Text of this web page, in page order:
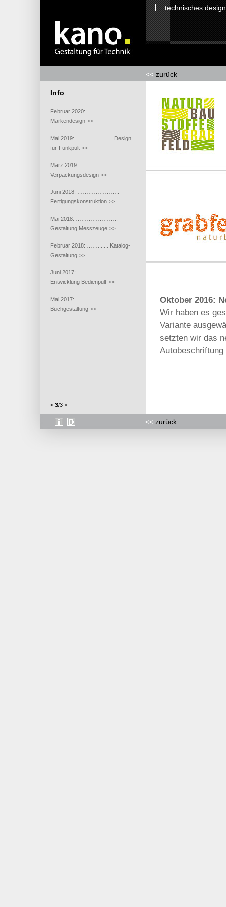
technisches design
<< zurück
Info
Februar 2020: ……………
Markendesign >>
Mai 2019: ……...……...… Design
für Funkpult >>
März 2019: …………………..
Verpackungsdesign >>
Juni 2018: …………………..
Fertigungskonstruktion >>
Mai 2018: …………………..
Gestaltung Messzeuge >>
Februar 2018: ……....... Katalog-
Gestaltung >>
Juni 2017: …………………..
Entwicklung Bedienpult >>
Mai 2017: …………………..
Buchgestaltung >>
Oktober 2016:
Wir haben es
Variante
setzten wir das
<< zurück
< 3/3 >